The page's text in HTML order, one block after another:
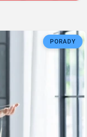
PORADY